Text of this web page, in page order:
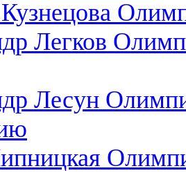
Легков
Лесун